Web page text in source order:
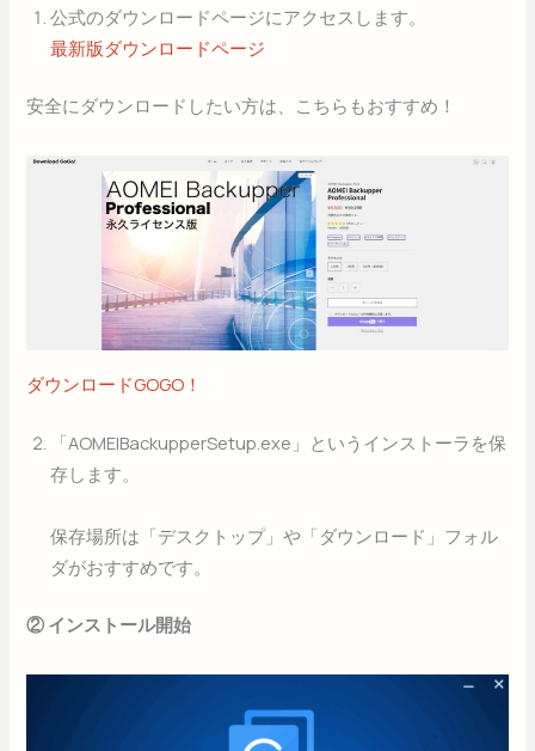
公式のダウンロードページにアクセスします。
最新版ダウンロードページ
安全にダウンロードしたい方は、こちらもおすすめ！
ダウンロードGOGO！
「AOMEIBackupperSetup.exe」というインストーラを保
存します。
保存場所は「デスクトップ」や「ダウンロード」フォル
ダがおすすめです。
② インストール開始